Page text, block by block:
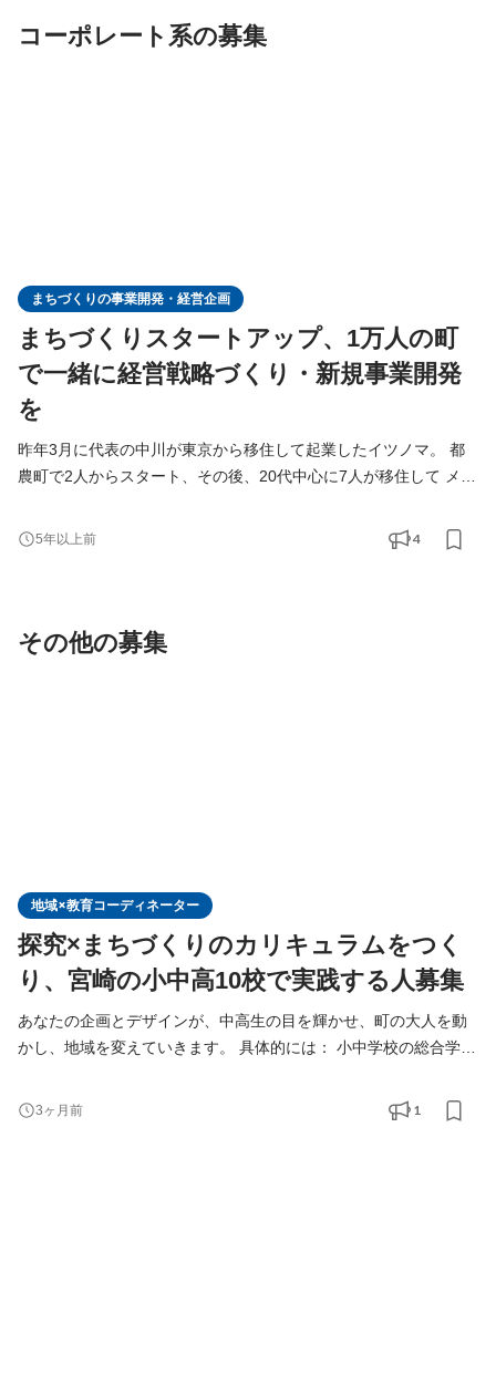
コーポレート系の募集
まちづくりの事業開発・経営企画
まちづくりスタートアップ、1万人の町
で一緒に経営戦略づくり・新規事業開発
を
昨年3月に代表の中川が東京から移住して起業したイツノマ。 都
農町で2人からスタート、その後、20代中心に7人が移住して メン
「キャリア教育」の ３つの事業領域のベースをつくり、僅かなが
5年以上前 4
その他の募集
地域×教育コーディネーター
探究×まちづくりのカリキュラムをつく
り、宮崎の小中高10校で実践する人募集
あなたの企画とデザインが、中高生の目を輝かせ、町の大人を動
かし、地域を変えていきます。 具体的には： 小中学校の総合学習
中学校「つの未来学」、高鍋町中学校2校「明倫未来学」、川南町
中学校2校「かわみなみ未来学」など、探究×地域×起業家精神のカ
3ヶ月前 1